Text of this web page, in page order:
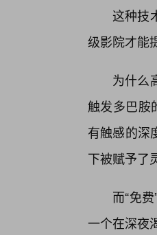
这种技
级影院才能
为什么
触发多巴胺
有触感的深
下被赋予了
而“免
一个在深夜